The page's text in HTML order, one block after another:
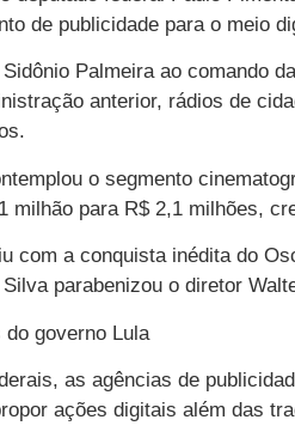
de publicidade para o meio
Palmeira ao comando
anterior, rádios de
o segmento
milhão para R$ 2,1 milhões,
com a conquista inédita do
parabenizou o diretor
governo Lula
as agências de
ações digitais além das